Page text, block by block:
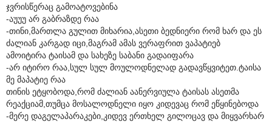
ჯვრისწერაც გამოატოვებინა
-აუუუ არ გაბრაზდე რაა
-თინი,მართლა გულით მიხარია,ასეთი ბედნიერი რომ ხარ და ეს
ძალიან კარგად იცი,მაგრამ ამას ვერაფრით ვაპატიებ
ამოიტირა ტაისამ და სახეზე საბანი გადაიფარა
-არ იტირო რაა,სულ სულ მოულოდნელად გადავწყვიტეთ.ტაისა
მე მაპატიე რაა
თინის ეტყობოდა,რომ ძალიან აანერვიულა ტაისას ასეთმა
რეაქციამ,თუმცა მოსალოდნელი იყო კიდევაც რომ ეწყინებოდა
-მერე დაგელაპარაკები,კიდევ ერთხელ გილოცავ და მიყვარხარ